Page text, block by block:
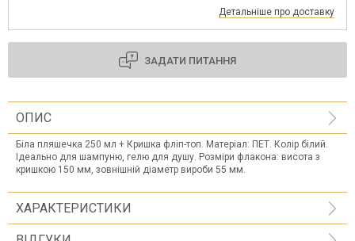
Детальніше про доставку
ЗАДАТИ ПИТАННЯ
ОПИС
Біла пляшечка 250 мл + Кришка фліп-топ. Матеріал: ПЕТ. Колір білий.
Ідеально для шампуню, гелю для душу. Розміри флакона: висота з
кришкою 150 мм, зовнішній діаметр вироби 55 мм.
ХАРАКТЕРИСТИКИ